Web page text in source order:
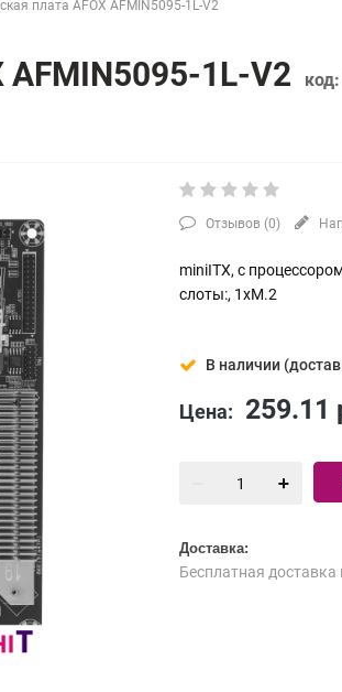
плата AFOX AFMIN5095-1L-V2
AFMIN5095-1L-V2 код:
Отзывов (0)
miniITX, c
слоты:, 1xM.2
В наличии
Цена: 259.11
Доставка:
Бесплатная доставка